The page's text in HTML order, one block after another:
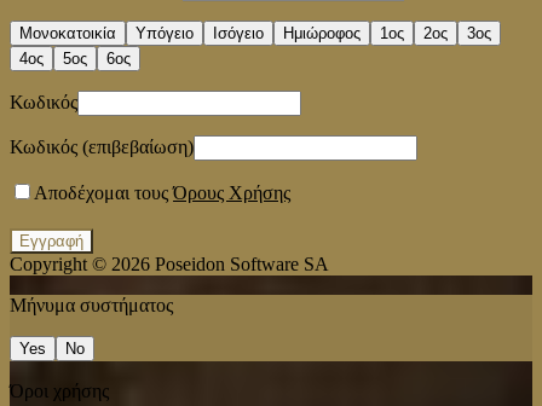
Μονοκατοικία Υπόγειο Ισόγειο Ημιώροφος 1ος 2ος
3ος
4ος
5ος 6ος
Κωδικός
Κωδικός (επιβεβαίωση)
Αποδέχομαι τουςΌρους Χρήσης
Εγγραφή
Copyright © 2026 Poseidon Software SA
Μήνυμα συστήματος
Yes No
Όροι χρήσης